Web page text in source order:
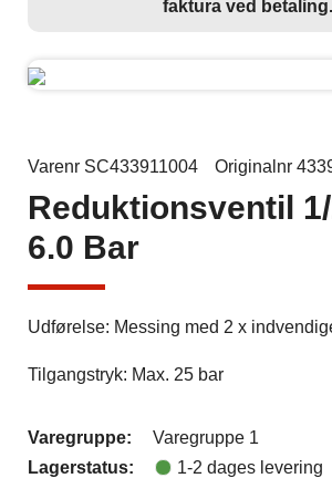
faktura ved betaling.
Varenr SC433911004 Originalnr
Reduktionsventil 1/
6.0 Bar
Udførelse: Messing med 2 x
Tilgangstryk: Max. 25 bar
Varegruppe:
Varegruppe 1
Lagerstatus:
1-2 dages levering